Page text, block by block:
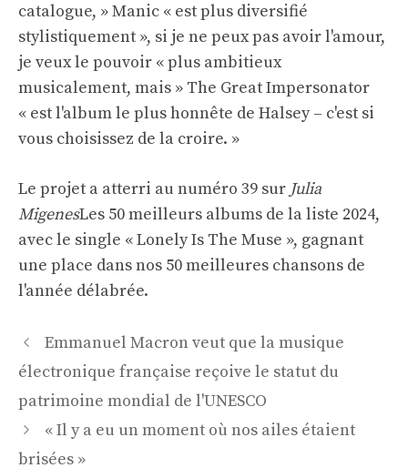
catalogue, » Manic « est plus diversifié
stylistiquement », si je ne peux pas avoir l'amour,
je veux le pouvoir « plus ambitieux
musicalement, mais » The Great Impersonator
« est l'album le plus honnête de Halsey – c'est si
vous choisissez de la croire. »
Le projet a atterri au numéro 39 sur Julia
MigenesLes 50 meilleurs albums de la liste 2024,
avec le single « Lonely Is The Muse », gagnant
une place dans nos 50 meilleures chansons de
l'année délabrée.
Navigation
des
articles
Emmanuel Macron veut que la musique
électronique française reçoive le statut du
patrimoine mondial de l'UNESCO
« Il y a eu un moment où nos ailes étaient
brisées »